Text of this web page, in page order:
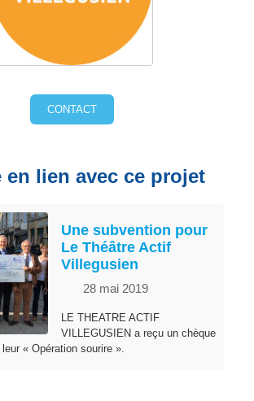
CONTACT
en lien avec ce projet
Une subvention pour
Le Théâtre Actif
Villegusien
28 mai 2019
LE THEATRE ACTIF
VILLEGUSIEN a reçu un chèque
« Opération sourire ».